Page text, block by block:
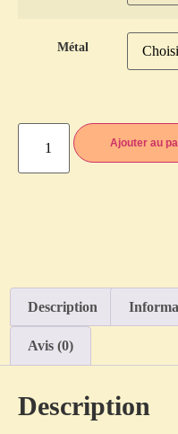
Métal
Ajouter au
Description
Avis (0)
Description